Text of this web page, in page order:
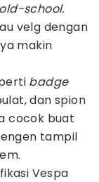
school.
velg dengan
makin
badge
dan spion
cocok buat
tampil
Vespa